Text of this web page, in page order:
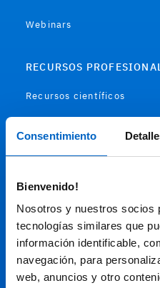
Consentimiento
Bienvenido!
Nosotros y nuestros socios
tecnologías similares que
información identificable,
navegación, para
web, anuncios y otro
Webinars
RECURSOS
Recursos científicos
Audiovisual
Espacio de Información
Este sitio web está orientado
España.